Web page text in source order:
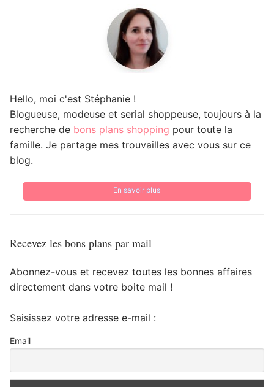
Hello, moi c'est Stéphanie !
Blogueuse, modeuse et serial shoppeuse, toujours à la
recherche de bons plans shopping pour toute la
famille. Je partage mes trouvailles avec vous sur ce
blog.
En savoir plus
Recevez les bons plans par mail
Abonnez-vous et recevez toutes les bonnes affaires
directement dans votre boite mail !
Saisissez votre adresse e-mail :
Email